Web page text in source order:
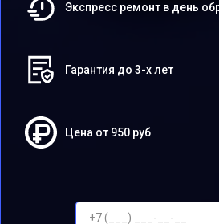
Экспресс ремонт в день
Гарантия до 3-х лет
Цена от 950 руб